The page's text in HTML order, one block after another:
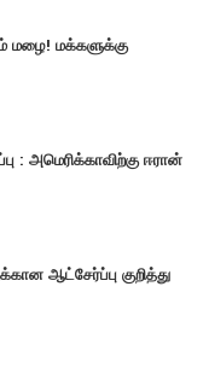
மழை! மக்களுக்கு
: அமெரிக்காவிற்கு ஈரான்
ஆட்சேர்ப்பு குறித்து